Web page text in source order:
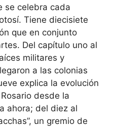
se celebra cada
Tiene diecisiete
que en conjunto
Del capítulo uno al
militares y
a las colonias
explica la evolución
desde la
ahora; del diez al
un gremio de